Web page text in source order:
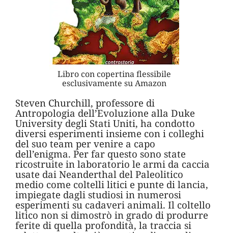
Libro con copertina flessibile
esclusivamente su Amazon
Steven Churchill, professore di
Antropologia dell’Evoluzione alla Duke
University degli Stati Uniti, ha condotto
diversi esperimenti insieme con i colleghi
del suo team per venire a capo
dell’enigma. Per far questo sono state
ricostruite in laboratorio le armi da caccia
usate dai Neanderthal del Paleolitico
medio come coltelli litici e punte di lancia,
impiegate dagli studiosi in numerosi
esperimenti su cadaveri animali. Il coltello
litico non si dimostrò in grado di produrre
ferite di quella profondità, la traccia si